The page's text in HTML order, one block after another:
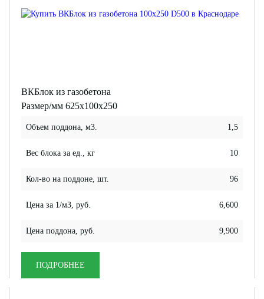
ВКБлок из газобетона
Размер/мм 625x100x250
Объем поддона, м3. 1,5
Вес блока за ед., кг 10
Кол-во на поддоне, шт. 96
Цена за 1/м3, руб. 6,600
Цена поддона, руб. 9,900
ПОДРОБНЕЕ